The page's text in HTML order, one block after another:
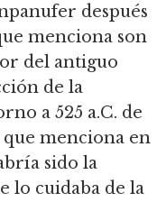
después
menciona son
del antiguo
de la
a 525 a.C. de
que menciona en
sido la
lo cuidaba de la